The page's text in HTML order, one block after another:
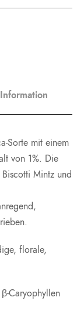
Sorte mit einem
von 1%. Die
Mintz und
florale,
Caryophyllen